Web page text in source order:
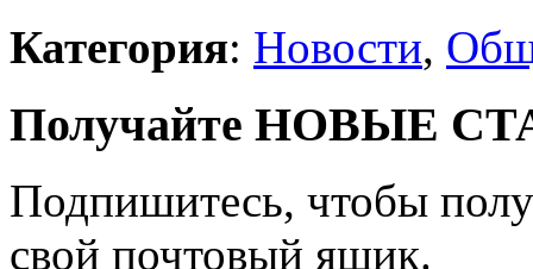
Категория: Новости,
Получайте НОВЫЕ
Подпишитесь, чтобы
свой почтовый ящик.